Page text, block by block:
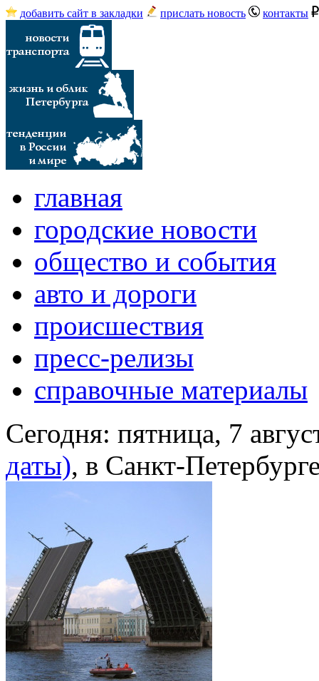
добавить сайт в закладки прислать новость контакты
главная
городские новости
общество и события
авто и дороги
происшествия
пресс-релизы
справочные материалы
Сегодня: пятница, 7
даты), в Санкт-